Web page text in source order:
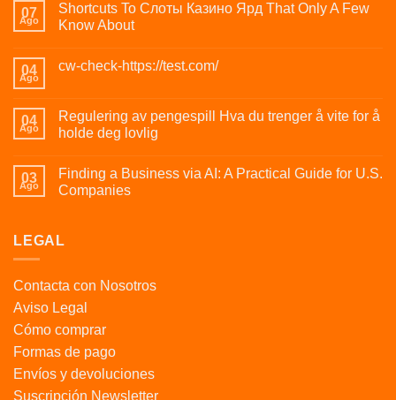
07
Ago
Shortcuts To Слоты Казино Ярд That Only A Few
Know About
04
Ago
cw-check-https://test.com/
04
Ago
Regulering av pengespill Hva du trenger å vite for å
holde deg lovlig
03
Ago
Finding a Business via AI: A Practical Guide for U.S.
Companies
LEGAL
Contacta con Nosotros
Aviso Legal
Cómo comprar
Formas de pago
Envíos y devoluciones
Suscripción Newsletter